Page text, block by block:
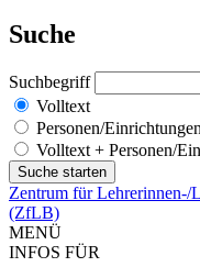
Suche
Suchbegriff
Volltext
Personen/Einrichtungen
Volltext + Personen/
Zentrum für Lehrerinnen-/
(ZfLB)
MENÜ
INFOS FÜR